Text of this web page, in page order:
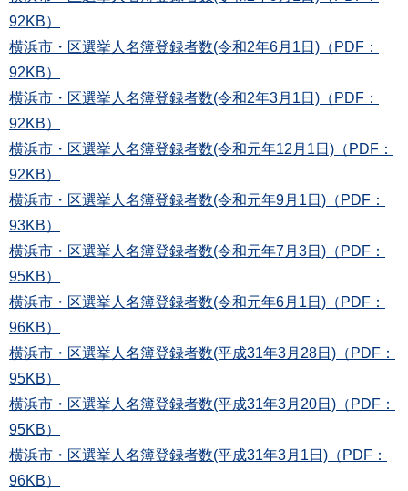
92KB）
横浜市・区選挙人名簿登録者数(令和2年6月1日)（PDF：
92KB）
横浜市・区選挙人名簿登録者数(令和2年3月1日)（PDF：
92KB）
横浜市・区選挙人名簿登録者数(令和元年12月1日)（PDF：
92KB）
横浜市・区選挙人名簿登録者数(令和元年9月1日)（PDF：
93KB）
横浜市・区選挙人名簿登録者数(令和元年7月3日)（PDF：
95KB）
横浜市・区選挙人名簿登録者数(令和元年6月1日)（PDF：
96KB）
横浜市・区選挙人名簿登録者数(平成31年3月28日)（PDF：
95KB）
横浜市・区選挙人名簿登録者数(平成31年3月20日)（PDF：
95KB）
横浜市・区選挙人名簿登録者数(平成31年3月1日)（PDF：
96KB）